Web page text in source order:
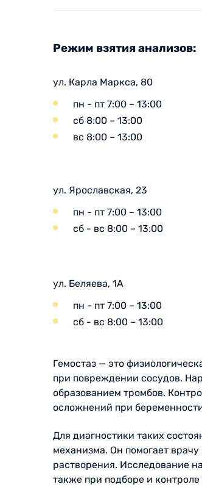
Режим взятия анализов:
ул. Карла Маркса, 80
пн - пт 7:00 – 13:00
сб 8:00 – 13:00
вс 8:00 – 13:00
ул. Ярославская, 23
пн - пт 7:00 – 13:00
сб - вс 8:00 – 13:00
ул. Беляева, 1А
пн - пт 7:00 – 13:00
сб - вс 8:00 – 13:00
Гемостаз — это
при повреждении сосудов.
образованием тромбов.
осложнений при
Для диагностики таких
механизма. Он помогает
растворения. Исследование
также при подборе и